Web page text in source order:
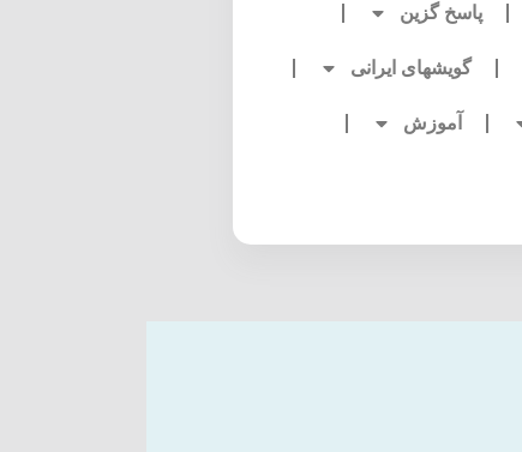
پاسخ گزین
گویشهای ایرانی
آموزش